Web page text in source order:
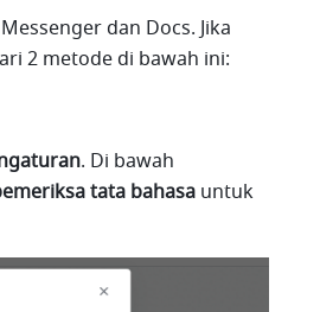
dan Docs. Jika
2 metode di bawah ini:
tata bahasa untuk